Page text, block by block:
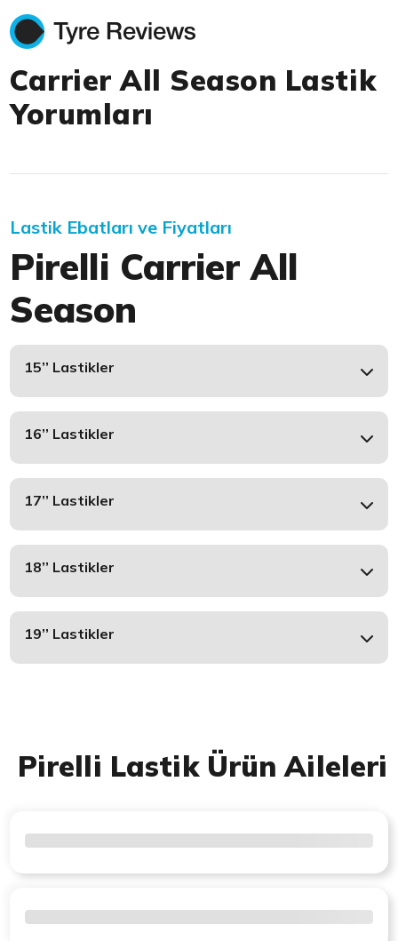
Carrier All Season Lastik
Yorumları
Lastik Ebatları ve Fiyatları
Pirelli Carrier All
Season
15’’ Lastikler
16’’ Lastikler
17’’ Lastikler
18’’ Lastikler
19’’ Lastikler
Pirelli Lastik Ürün Aileleri